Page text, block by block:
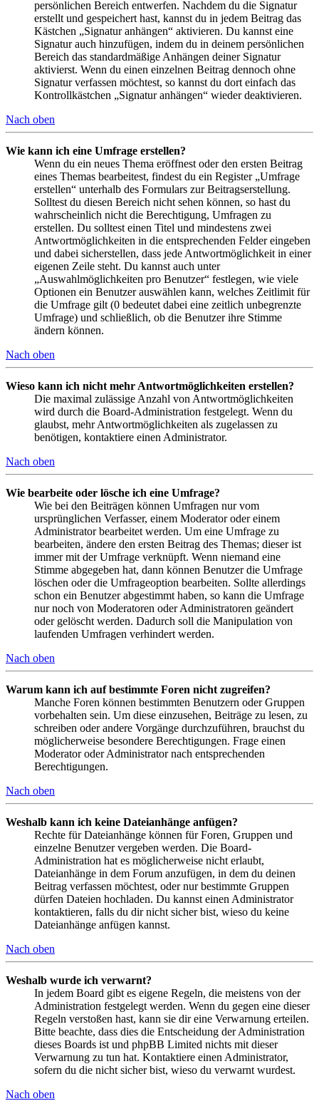
persönlichen Bereich entwerfen. Nachdem du die Signatur
erstellt und gespeichert hast, kannst du in jedem Beitrag das
Kästchen „Signatur anhängen“ aktivieren. Du kannst eine
Signatur auch hinzufügen, indem du in deinem persönlichen
Bereich das standardmäßige Anhängen deiner Signatur
aktivierst. Wenn du einen einzelnen Beitrag dennoch ohne
Signatur verfassen möchtest, so kannst du dort einfach das
Kontrollkästchen „Signatur anhängen“ wieder deaktivieren.
Nach oben
Wie kann ich eine Umfrage erstellen?
Wenn du ein neues Thema eröffnest oder den ersten Beitrag
eines Themas bearbeitest, findest du ein Register „Umfrage
erstellen“ unterhalb des Formulars zur Beitragserstellung.
Solltest du diesen Bereich nicht sehen können, so hast du
wahrscheinlich nicht die Berechtigung, Umfragen zu
erstellen. Du solltest einen Titel und mindestens zwei
Antwortmöglichkeiten in die entsprechenden Felder eingeben
und dabei sicherstellen, dass jede Antwortmöglichkeit in einer
eigenen Zeile steht. Du kannst auch unter
„Auswahlmöglichkeiten pro Benutzer“ festlegen, wie viele
Optionen ein Benutzer auswählen kann, welches Zeitlimit für
die Umfrage gilt (0 bedeutet dabei eine zeitlich unbegrenzte
Umfrage) und schließlich, ob die Benutzer ihre Stimme
ändern können.
Nach oben
Wieso kann ich nicht mehr Antwortmöglichkeiten erstellen?
Die maximal zulässige Anzahl von Antwortmöglichkeiten
wird durch die Board-Administration festgelegt. Wenn du
glaubst, mehr Antwortmöglichkeiten als zugelassen zu
benötigen, kontaktiere einen Administrator.
Nach oben
Wie bearbeite oder lösche ich eine Umfrage?
Wie bei den Beiträgen können Umfragen nur vom
ursprünglichen Verfasser, einem Moderator oder einem
Administrator bearbeitet werden. Um eine Umfrage zu
bearbeiten, ändere den ersten Beitrag des Themas; dieser ist
immer mit der Umfrage verknüpft. Wenn niemand eine
Stimme abgegeben hat, dann können Benutzer die Umfrage
löschen oder die Umfrageoption bearbeiten. Sollte allerdings
schon ein Benutzer abgestimmt haben, so kann die Umfrage
nur noch von Moderatoren oder Administratoren geändert
oder gelöscht werden. Dadurch soll die Manipulation von
laufenden Umfragen verhindert werden.
Nach oben
Warum kann ich auf bestimmte Foren nicht zugreifen?
Manche Foren können bestimmten Benutzern oder Gruppen
vorbehalten sein. Um diese einzusehen, Beiträge zu lesen, zu
schreiben oder andere Vorgänge durchzuführen, brauchst du
möglicherweise besondere Berechtigungen. Frage einen
Moderator oder Administrator nach entsprechenden
Berechtigungen.
Nach oben
Weshalb kann ich keine Dateianhänge anfügen?
Rechte für Dateianhänge können für Foren, Gruppen und
einzelne Benutzer vergeben werden. Die Board-
Administration hat es möglicherweise nicht erlaubt,
Dateianhänge in dem Forum anzufügen, in dem du deinen
Beitrag verfassen möchtest, oder nur bestimmte Gruppen
dürfen Dateien hochladen. Du kannst einen Administrator
kontaktieren, falls du dir nicht sicher bist, wieso du keine
Dateianhänge anfügen kannst.
Nach oben
Weshalb wurde ich verwarnt?
In jedem Board gibt es eigene Regeln, die meistens von der
Administration festgelegt werden. Wenn du gegen eine dieser
Regeln verstoßen hast, kann sie dir eine Verwarnung erteilen.
Bitte beachte, dass dies die Entscheidung der Administration
dieses Boards ist und phpBB Limited nichts mit dieser
Verwarnung zu tun hat. Kontaktiere einen Administrator,
sofern du die nicht sicher bist, wieso du verwarnt wurdest.
Nach oben